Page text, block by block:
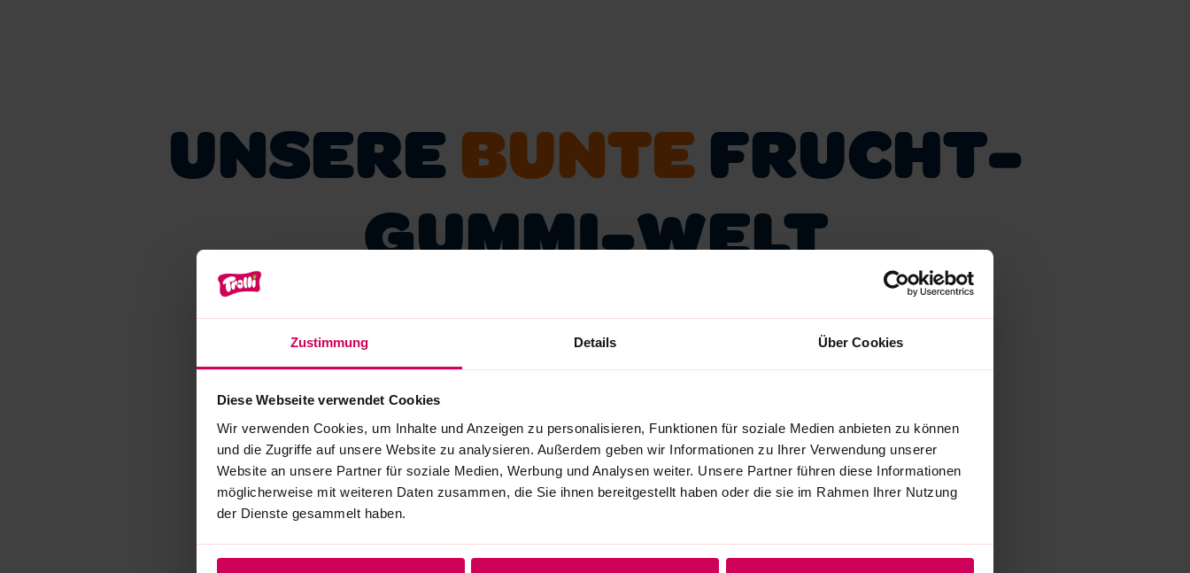
Zustimmung Details Über Cookies
Diese Webseite verwendet Cookies
Wir verwenden Cookies, um Inhalte und Anzeigen zu personalisieren, Funktionen für soziale Medien anbieten zu können
und die Zugriffe auf unsere Website zu analysieren. Außerdem geben wir Informationen zu Ihrer Verwendung unserer
Website an unsere Partner für soziale Medien, Werbung und Analysen weiter. Unsere Partner führen diese Informationen
möglicherweise mit weiteren Daten zusammen, die Sie ihnen bereitgestellt haben oder die sie im Rahmen Ihrer Nutzung
der Dienste gesammelt haben.
UNSEREBUNTEFRUCHT­
GUMMI-WELT